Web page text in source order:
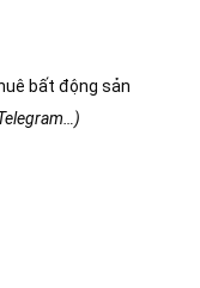
bất động sản